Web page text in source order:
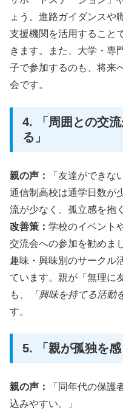
ょう。進路ガイダンスや
支援機関を活用すること
きます。また、大学・専
子で参加するのも、将来
会です。
4. 「周囲との交
る」
親の声：
「友達ができな
通信制高校は通学日数が
流が少なく、孤立感を抱
改善策： 学校のイベント
交流会への参加を勧めま
趣味・興味別のサークル
ています。親が「無理に
も、
「興味を持てる活動
す。
5. 「親が孤独を感
親の声：
「同年代の保護
込みやすい。」